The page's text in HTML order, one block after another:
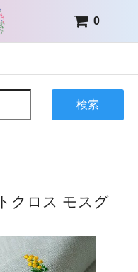
0
検索
クロス モスグ